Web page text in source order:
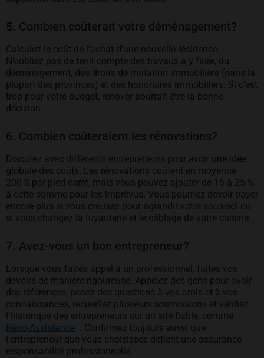
5. Combien coûterait votre déménagement?
Calculez le coût de l’achat d’une nouvelle résidence.
N’oubliez pas de tenir compte des travaux à y faire, du
déménagement, des droits de mutation immobilière (dans la
plupart des provinces) et des honoraires immobiliers. Si c’est
trop pour votre budget, rénover pourrait être la bonne
décision.
6. Combien coûteraient les rénovations?
Discutez avec différents entrepreneurs pour avoir une idée
globale des coûts. Les rénovations coûtent en moyenne
200 $ par pied carré, mais vous pouvez ajouter de 15 à 25 %
à cette somme pour les imprévus. Vous pourriez devoir payer
encore plus si vous creusez pour agrandir votre sous-sol ou
si vous changez la tuyauterie et le câblage de votre cuisine.
7. Avez-vous un bon entrepreneur?
Lorsque vous faites appel à un professionnel, faites vos
devoirs de manière rigoureuse. Appelez des gens pour avoir
des références, posez des questions à vos amis et à vos
connaissances, recueillez plusieurs soumissions et vérifiez
l’historique des entrepreneurs sur un site fiable, comme
Réno-Assistances’ouvre dans un nouvel onglet
. Confirmez toujours aussi que
l’entrepreneur que vous choisissez détient une assurance
responsabilité professionnelle.